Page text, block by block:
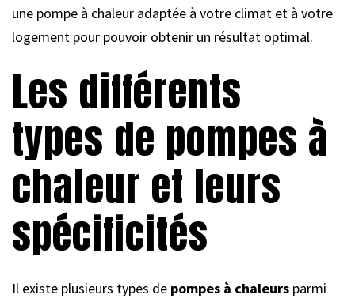
une pompe à chaleur adaptée à votre climat et à votre
logement pour pouvoir obtenir un résultat optimal.
Les différents
types de pompes à
chaleur et leurs
spécificités
Il existe plusieurs types de pompes à chaleurs parmi